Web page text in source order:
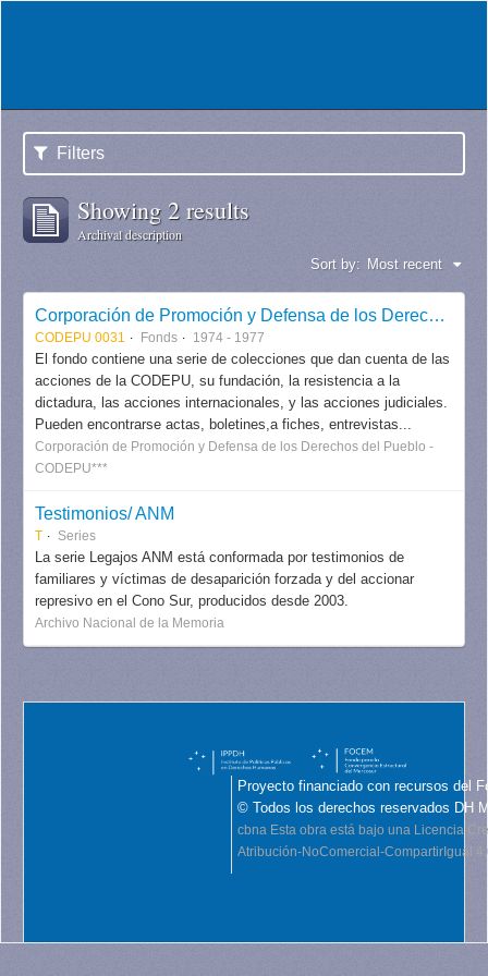
Filters
Showing 2 results
Archival description
Sort by: Most recent
Corporación de Promoción y Defensa de los Derechos del Pueblo CODEPU
CODEPU 0031 Fonds 1974 - 1977
El fondo contiene una serie de colecciones que dan cuenta de las
acciones de la CODEPU, su fundación, la resistencia a la
dictadura, las acciones internacionales, y las acciones judiciales.
Pueden encontrarse actas, boletines,a fiches, entrevistas...
Corporación de Promoción y Defensa de los Derechos del Pueblo -
CODEPU***
Testimonios/ ANM
T Series
La serie Legajos ANM está conformada por testimonios de
familiares y víctimas de desaparición forzada y del accionar
represivo en el Cono Sur, producidos desde 2003.
Archivo Nacional de la Memoria
Proyecto financiado con recursos del
© Todos los derechos reservados DH
cbna Esta obra está bajo una Licencia
Atribución-NoComercial-CompartirIgual